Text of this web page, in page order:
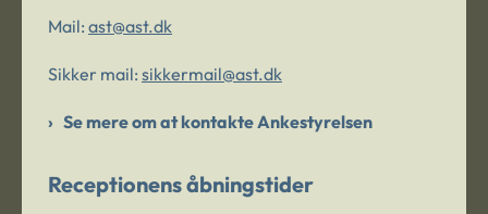
Mail: ast@ast.dk
Sikker mail: sikkermail@ast.dk
Se mere om at kontakte Ankestyrelsen
Receptionens åbningstider